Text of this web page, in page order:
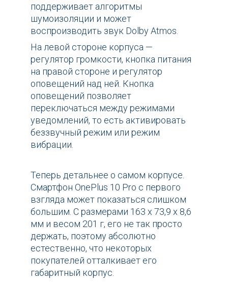
поддерживает алгоритмы
шумоизоляции и может
воспроизводить звук Dolby Atmos.
На левой стороне корпуса —
регулятор громкости, кнопка питания
на правой стороне и регулятор
оповещений над ней. Кнопка
оповещений позволяет
переключаться между режимами
уведомлений, то есть активировать
беззвучный режим или режим
вибрации.
Теперь детальнее о самом корпусе.
Смартфон OnePlus 10 Pro с первого
взгляда может показаться слишком
большим. С размерами 163 x 73,9 x 8,6
мм и весом 201 г, его не так просто
держать, поэтому абсолютно
естественно, что некоторых
покупателей отталкивает его
габаритный корпус.